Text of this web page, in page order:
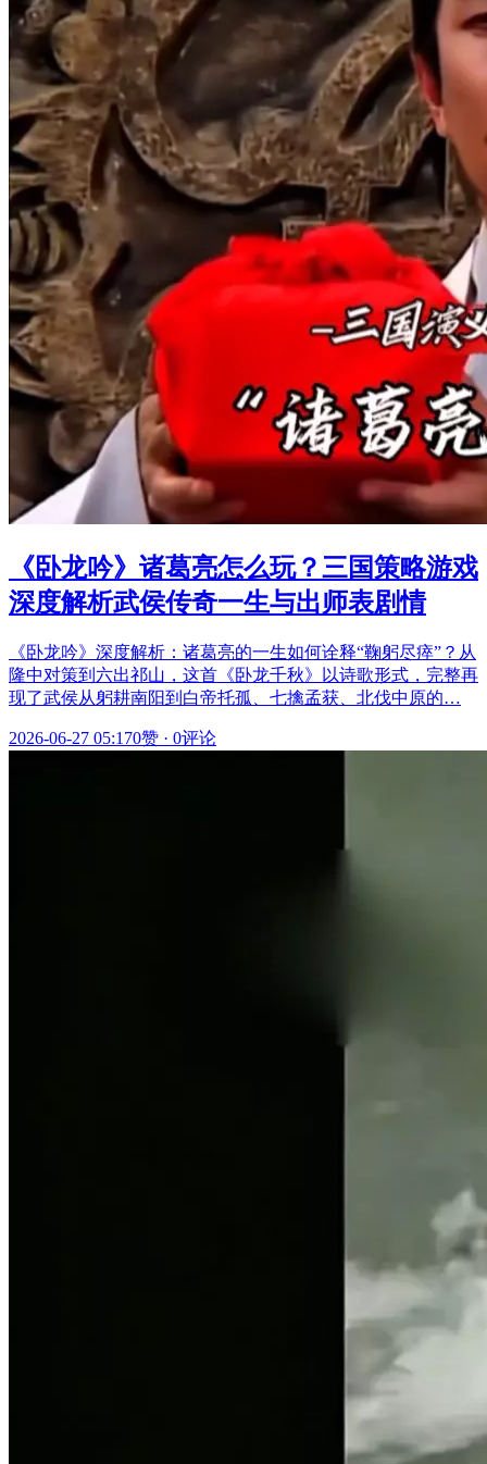
《卧龙吟》诸葛亮怎么玩？三国策略游戏
深度解析武侯传奇一生与出师表剧情
《卧龙吟》深度解析：诸葛亮的一生如何诠释“鞠躬尽瘁”？从
隆中对策到六出祁山，这首《卧龙千秋》以诗歌形式，完整再
现了武侯从躬耕南阳到白帝托孤、七擒孟获、北伐中原的…
2026-06-27 05:170赞 · 0评论